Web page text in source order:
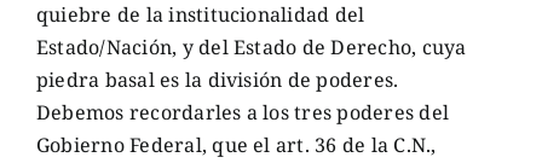
quiebre de la institucionalidad del
Estado/Nación, y del Estado de Derecho, cuya
piedra basal es la división de poderes.
Debemos recordarles a los tres poderes del
Gobierno Federal, que el art. 36 de la C.N.,